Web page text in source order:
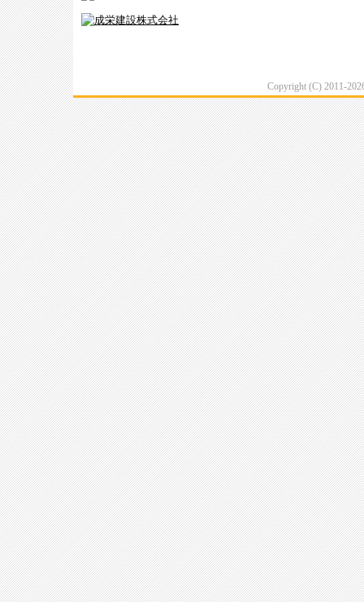
Copyright (C) 2011-